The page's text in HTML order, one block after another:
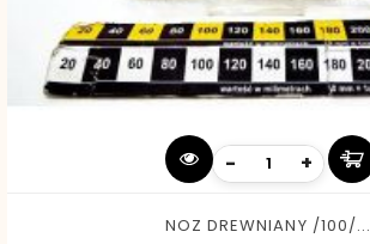
- +
NOZ DREWNIANY /100/...